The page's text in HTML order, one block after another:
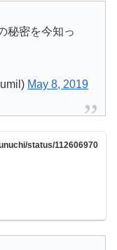
秘密を今知っ
May 8, 2019
status/112606970